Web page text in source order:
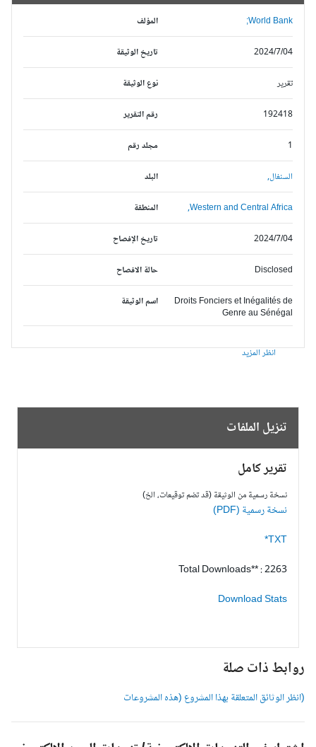
المؤلف World Bank;
تاريخ الوثيقة 2024/7/04
نوع الوثيقة تقرير
رقم التقرير 192418
مجلد رقم
البلد السنغال,
المنطقة Western and Central Africa,
تاريخ الإفصاح 2024/7/04
حالة الافصاح Disclosed
اسم الوثيقة
Droits Fonciers et Inégalités de
Genre au Sénégal
انظر المزيد
تنزيل الملفات
تقرير كامل
نسخة رسمية من الوثيقة (قد تضم توقيعات، الخ)
نسخة رسمية (PDF)
TXT*
Total Downloads** : 2263
Download Stats
روابط ذات صلة
(انظر الوثائق المتعلقة بهذا المشروع (هذه المشروعات